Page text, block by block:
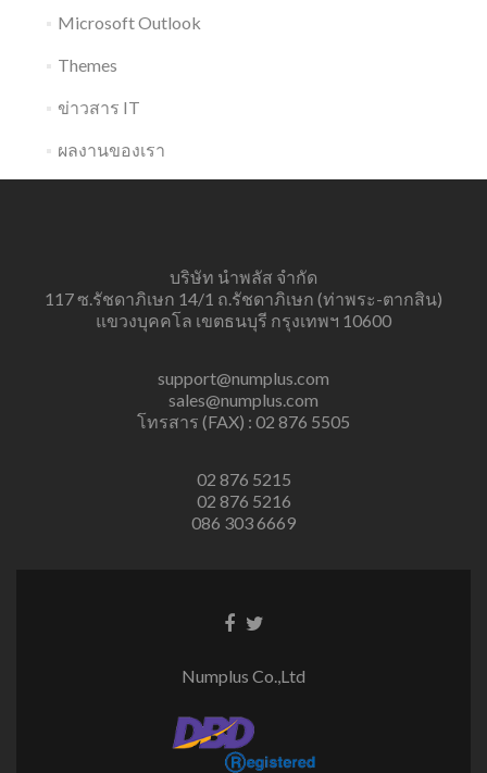
Microsoft Outlook
Themes
ข่าวสาร IT
ผลงานของเรา
บริษัท นำพลัส จำกัด
117 ซ.รัชดาภิเษก 14/1 ถ.รัชดาภิเษก (ท่าพระ-ตากสิน)
แขวงบุคคโล เขตธนบุรี กรุงเทพฯ 10600
support@numplus.com
sales@numplus.com
โทรสาร (FAX) : 02 876 5505
02 876 5215
02 876 5216
086 303 6669
Facebook
Twitter
Numplus Co.,Ltd